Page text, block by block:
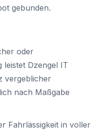
gebunden.
oder
Dzengel IT
vergeblicher
nach Maßgabe
Fahrlässigkeit in voller